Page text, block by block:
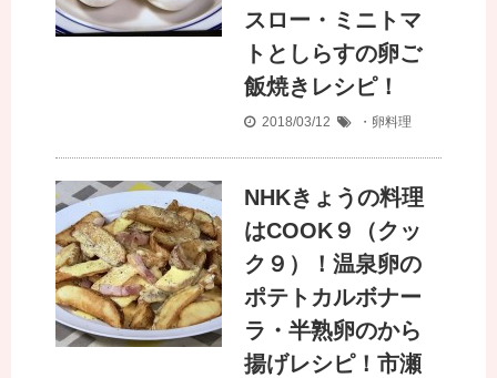
スロー・ミニトマ
トとしらすの卵ご
飯焼きレシピ！
2018/03/12 ・卵料理
NHKきょうの料理
はCOOK９（クッ
ク９）！温泉卵の
ポテトカルボナー
ラ・半熟卵のから
揚げレシピ！市瀬